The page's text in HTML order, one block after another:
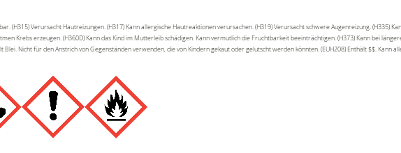
(H315) Verursacht Hautreizungen. (H317) Kann allergische Hautreaktionen verursachen. (H319) Verursacht schwere Augenreizung. (H335)
Krebs erzeugen. (H360D) Kann das Kind im Mutterleib schädigen. Kann vermutlich die Fruchtbarkeit beeinträchtigen. (H373) Kann bei
Blei. Nicht für den Anstrich von Gegenständen verwenden, die von Kindern gekaut oder gelutscht werden könnten. (EUH208) Enthält $$. Kann